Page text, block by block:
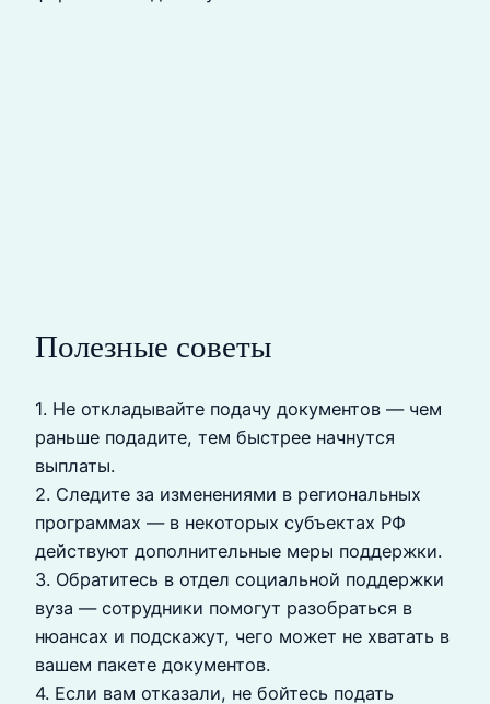
Полезные советы
1. Не откладывайте подачу документов — чем
раньше подадите, тем быстрее начнутся
выплаты.
2. Следите за изменениями в региональных
программах — в некоторых субъектах РФ
действуют дополнительные меры поддержки.
3. Обратитесь в отдел социальной поддержки
вуза — сотрудники помогут разобраться в
нюансах и подскажут, чего может не хватать в
вашем пакете документов.
4. Если вам отказали, не бойтесь подать